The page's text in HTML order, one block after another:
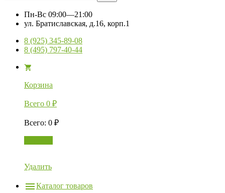
Пн-Вс 09:00—21:00
ул. Братиславская, д.16, корп.1
8 (925) 345-89-08
8 (495) 797-40-44
Корзина
Всего 0 ₽
Всего: 0 ₽
Удалить
Каталог товаров